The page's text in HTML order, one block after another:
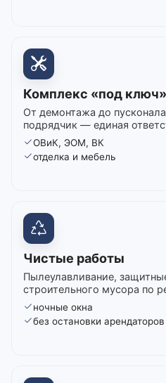
Комплекс «под ключ»
От демонтажа до
подрядчик — единая
ОВиК, ЭОМ, ВК
отделка и мебель
Чистые работы
Пылеулавливание,
строительного мусора по
ночные окна
без остановки арендаторов